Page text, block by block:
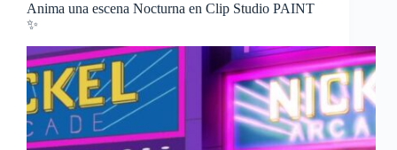
Anima una escena Nocturna en Clip Studio PAINT
✨